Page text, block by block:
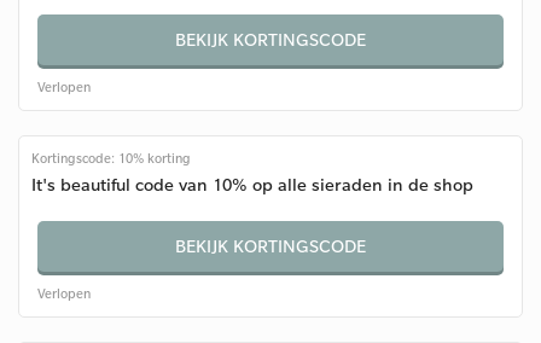
BEKIJK KORTINGSCODE
Verlopen
Kortingscode: 10% korting
It's beautiful code van 10% op alle sieraden in de shop
BEKIJK KORTINGSCODE
Verlopen